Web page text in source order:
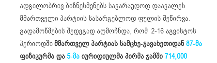
ადგილობრივ ბიზნესმენებს სავარაუდოდ დაავალეს
მმართველი პარტიის სასარგებლოდ ფულის შეწირვა.
გადამოწმების შედეგად აღმოჩნდა, რომ 2-16 აგვისტოს
პერიოდშიმმართველ პარტიას სამცხე-ჯავახეთიდან 87-მა
ფიზიკურმა და 5-მა იურიდიულმა პირმა ჯამში 714,000